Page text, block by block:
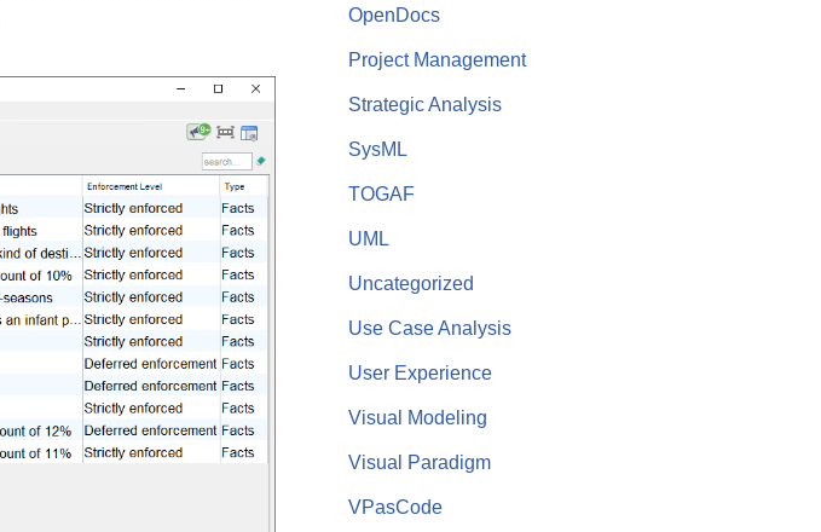
OpenDocs
Project Management
Strategic Analysis
SysML
TOGAF
UML
Uncategorized
Use Case Analysis
User Experience
Visual Modeling
Visual Paradigm
VPasCode